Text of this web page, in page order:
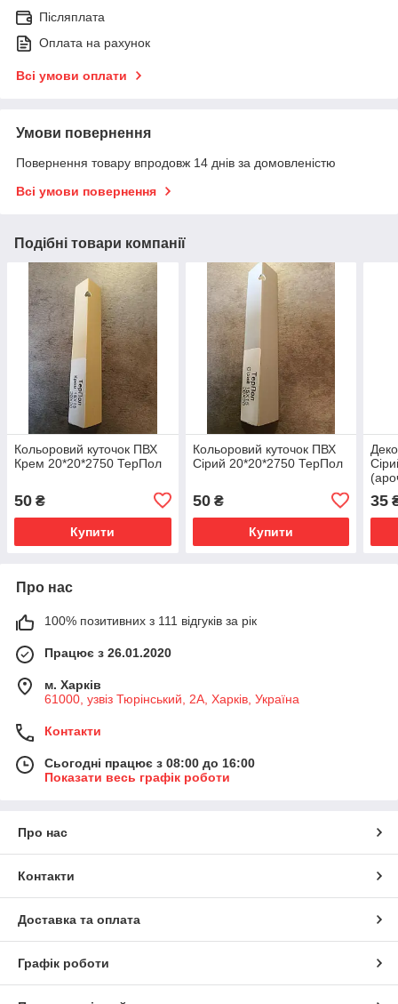
Післяплата
Оплата на рахунок
Всі умови оплати
Умови повернення
Повернення товару впродовж 14 днів за домовленістю
Всі умови повернення
Подібні товари компанії
Кольоровий куточок ПВХ
Крем 20*20*2750 ТерПол
50 ₴
Купити
Кольоровий куточок ПВХ
Сірий 20*20*2750 ТерПол
50₴
Купити
35
Про нас
100% позитивних з 111 відгуків за рік
Працює з 26.01.2020
м. Харків
61000, узвіз Тюрінський, 2А, Харків, Україна
Контакти
Сьогодні працює з 08:00 до 16:00
Показати весь графік роботи
Про нас
Контакти
Доставка та оплата
Графік роботи